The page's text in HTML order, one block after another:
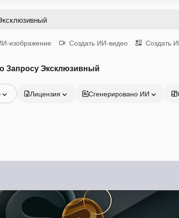
изображение Создать ИИ-видео Создать
Запросу Эксклюзивный
Лицензия Сгенерировано ИИ